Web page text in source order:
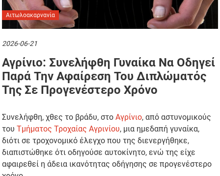
Αιτωλοακαρνανία
2026-06-21
Αγρίνιο: Συνελήφθη Γυναίκα Να Οδηγεί
Παρά Την Αφαίρεση Του Διπλώματός
Της Σε Προγενέστερο Χρόνο
Συνελήφθη, χθες το βράδυ, στοΑγρίνιο, από αστυνομικούς
τουΤμήματος Τροχαίας Αγρινίου, μια ημεδαπή γυναίκα,
διότι σε τροχονομικό έλεγχο που της διενεργήθηκε,
διαπιστώθηκε ότι οδηγούσε αυτοκίνητο, ενώ της είχε
αφαιρεθεί η άδεια ικανότητας οδήγησης σε προγενέστερο